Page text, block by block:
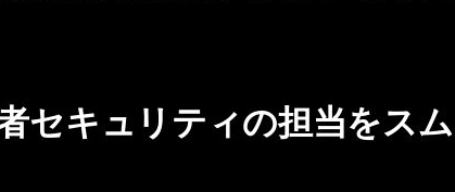
セキュリティの担当をス